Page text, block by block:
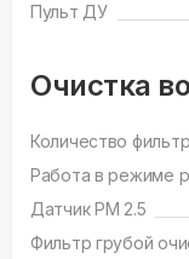
Пульт ДУ
Очистка
Количество
Работа в режиме
Датчик РМ 2.5
Фильтр грубой